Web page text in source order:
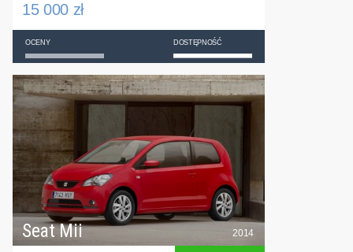
15 000 zł
OCENY DOSTĘPNOŚĆ
Seat Mii 2014